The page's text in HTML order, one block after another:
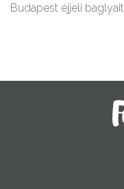
Budapest éjjeli baglyait.